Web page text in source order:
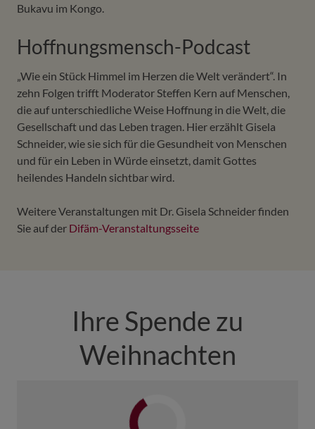
Bukavu im Kongo.
Hoffnungsmensch-Podcast
„Wie ein Stück Himmel im Herzen die Welt verändert“. In
zehn Folgen trifft Moderator Steffen Kern auf Menschen,
die auf unterschiedliche Weise Hoffnung in die Welt, die
Gesellschaft und das Leben tragen. Hier erzählt Gisela
Schneider, wie sie sich für die Gesundheit von Menschen
und für ein Leben in Würde einsetzt, damit Gottes
heilendes Handeln sichtbar wird.
Weitere Veranstaltungen mit Dr. Gisela Schneider finden
Sie auf der Difäm-Veranstaltungsseite
Ihre Spende zu
Weihnachten